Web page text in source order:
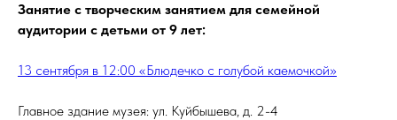
Занятие с творческим занятием для семейной
аудитории с детьми от 9 лет:
13 сентября в 12:00 «Блюдечко с голубой каемочкой»
Главное здание музея: ул. Куйбышева, д. 2-4